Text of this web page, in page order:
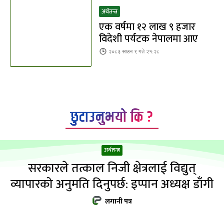
अर्थतन्त्र
एक वर्षमा १२ लाख ९ हजार
विदेशी पर्यटक नेपालमा आए
२०८३ साउन ९ गते २१:२८
छुटाउनुभयो कि ?
अर्थतन्त्र
सरकारले तत्काल निजी क्षेत्रलाई विद्युत्
व्यापारको अनुमति दिनुपर्छ: इप्पान अध्यक्ष डाँगी
लगानी पत्र